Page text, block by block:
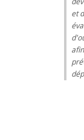
et